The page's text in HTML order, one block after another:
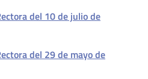
del 10 de julio de
del 29 de mayo de